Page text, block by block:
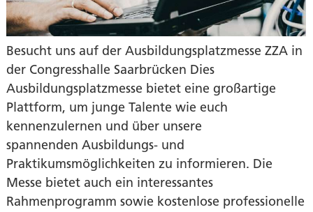
Besucht uns auf der Ausbildungsplatzmesse ZZA in
der Congresshalle Saarbrücken Dies
Ausbildungsplatzmesse bietet eine großartige
Plattform, um junge Talente wie euch
kennenzulernen und über unsere
spannenden Ausbildungs- und
Praktikumsmöglichkeiten zu informieren. Die
Messe bietet auch ein interessantes
Rahmenprogramm sowie kostenlose professionelle